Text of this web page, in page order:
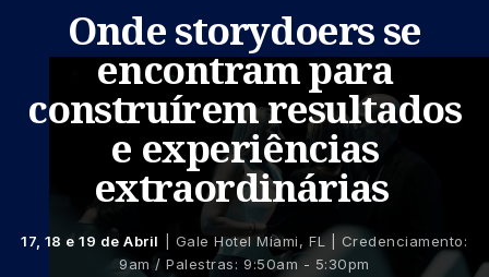
Onde storydoers se
encontram para
construírem resultados
e experiências
extraordinárias
17, 18 e 19 de Abril
| Gale Hotel Miami, FL | Credenciamento:
9am / Palestras: 9:50am - 5:30pm